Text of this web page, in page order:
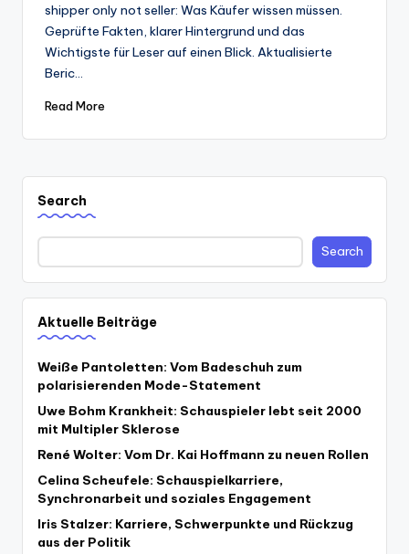
shipper only not seller: Was Käufer wissen müssen.
Geprüfte Fakten, klarer Hintergrund und das
Wichtigste für Leser auf einen Blick. Aktualisierte
Beric...
Read More
Search
Search
Aktuelle Beiträge
Weiße Pantoletten: Vom Badeschuh zum
polarisierenden Mode-Statement
Uwe Bohm Krankheit: Schauspieler lebt seit 2000
mit Multipler Sklerose
René Wolter: Vom Dr. Kai Hoffmann zu neuen Rollen
Celina Scheufele: Schauspielkarriere,
Synchronarbeit und soziales Engagement
Iris Stalzer: Karriere, Schwerpunkte und Rückzug
aus der Politik